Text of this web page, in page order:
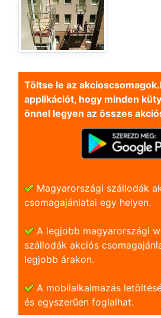
Töltse le az
applikációt, hogy minden
önnel legyen az összes
Magyarországi szállodák
csomagajánlatai egy helyen.
A legjobb magyarországi
szállodák akciós
legjobb árakon.
A mobilalkalmazás
és egyszerũen foglalhat.